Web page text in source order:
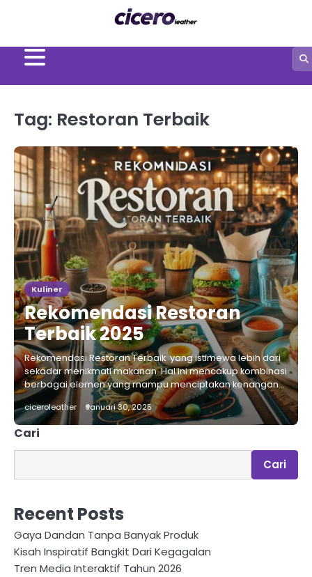
Tag: Restoran Terbaik
Kuliner
Rekomendasi Restoran
Terbaik 2025
Rekomendasi Restoran Terbaik yang istimewa lebih dari
sekadar menikmati makanan. Hal ini mencakup kombinasi
berbagai elemen yang mampu menciptakan kenangan…
ciceroleather Januari 30, 2025
Cari
Cari
Recent Posts
Gaya Dandan Tanpa Banyak Produk
Kisah Inspiratif Bangkit Dari Kegagalan
Tren Media Interaktif Tahun 2026